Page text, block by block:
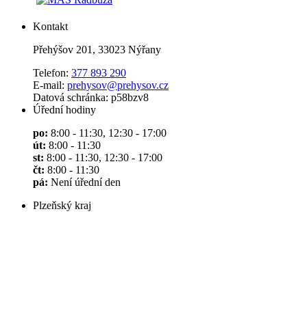
Kontakt
Přehýšov 201, 33023 Nýřany
Telefon: 377 893 290
E-mail: prehysov@prehysov.cz
Datová schránka: p58bzv8
Úřední hodiny
po: 8:00 - 11:30, 12:30 - 17:00
út: 8:00 - 11:30
st: 8:00 - 11:30, 12:30 - 17:00
čt: 8:00 - 11:30
pá: Není úřední den
Plzeňský kraj